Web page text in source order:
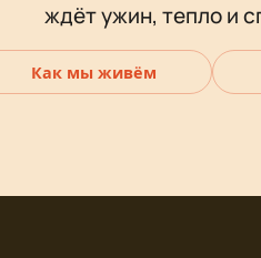
ждёт ужин, тепло и
Как мы живём